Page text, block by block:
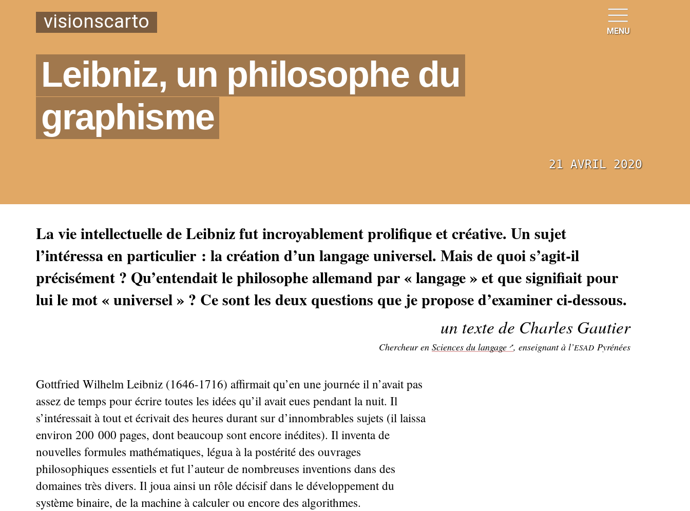
visionscarto MENU
Leibniz, un philosophe du
graphisme
21 AVRIL 2020
La vie intellectuelle de Leibniz fut incroyablement prolifique et créative. Un sujet
l’intéressa en particulier : la création d’un langage universel. Mais de quoi s’agit-il
précisément ? Qu’entendait le philosophe allemand par «langage » et que signifiait pour
lui le mot «universel » ? Ce sont les deux questions que je propose d’examiner ci-dessous.
un texte de Charles Gautier
Chercheur en Sciences du langage , enseignant à l’ESAD Pyrénées
Gottfried Wilhelm Leibniz (1646-1716) affirmait qu’en une journée il n’avait pas
assez de temps pour écrire toutes les idées qu’il avait eues pendant la nuit. Il
s’intéressait à tout et écrivait des heures durant sur d’innombrables sujets (il laissa
environ 200 000 pages, dont beaucoup sont encore inédites). Il inventa de
nouvelles formules mathématiques, légua à la postérité des ouvrages
philosophiques essentiels et fut l’auteur de nombreuses inventions dans des
domaines très divers. Il joua ainsi un rôle décisif dans le développement du
système binaire, de la machine à calculer ou encore des algorithmes.